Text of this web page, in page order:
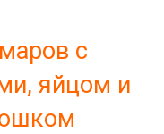
с
яйцом и